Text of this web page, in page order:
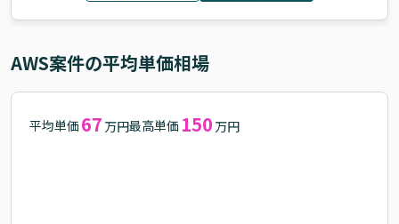
AWS案件の平均単価相場
平均単価 67 万円最高単価 150 万円